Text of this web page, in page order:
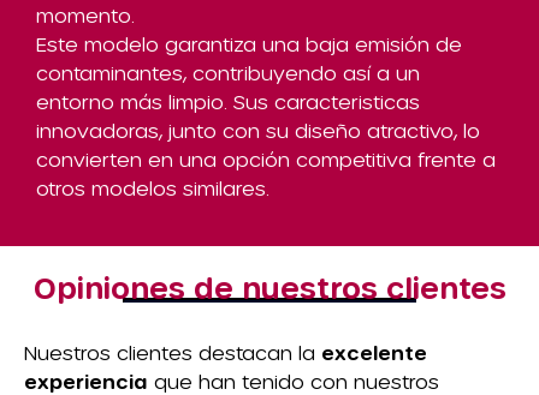
momento.
Este modelo garantiza una baja emisión de
contaminantes, contribuyendo así a un
entorno más limpio. Sus caracteristicas
innovadoras, junto con su diseño atractivo, lo
convierten en una opción competitiva frente a
otros modelos similares.
Opiniones de nuestros clientes
Nuestros clientes destacan la excelente
experiencia que han tenido con nuestros